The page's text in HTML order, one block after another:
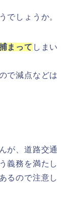
でしょうか。
まって しまい
で減点などは
が、道路交通
義務を満たし
るので注意し